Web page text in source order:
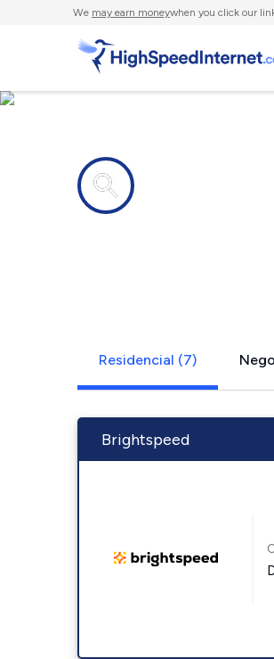
We may earn moneywhen you click our
Residencial (7)
Brightspeed